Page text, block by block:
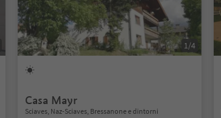
1/4
Casa Mayr
Sciaves, Naz-Sciaves, Bressanone e dintorni